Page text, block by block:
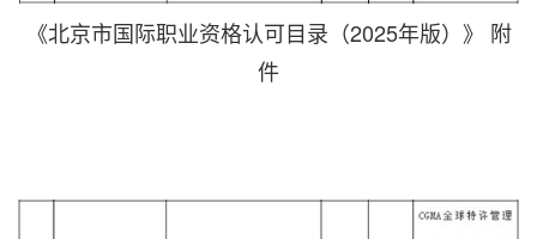
《北京市国际职业资格认可目录（2025年版）》 附
件